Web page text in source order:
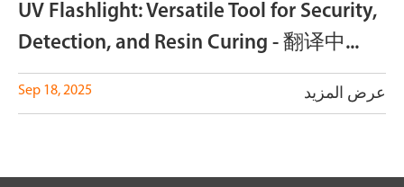
UV Flashlight: Versatile Tool for Security,
Detection, and Resin Curing - 翻译中...
Sep 18, 2025 عرض المزيد